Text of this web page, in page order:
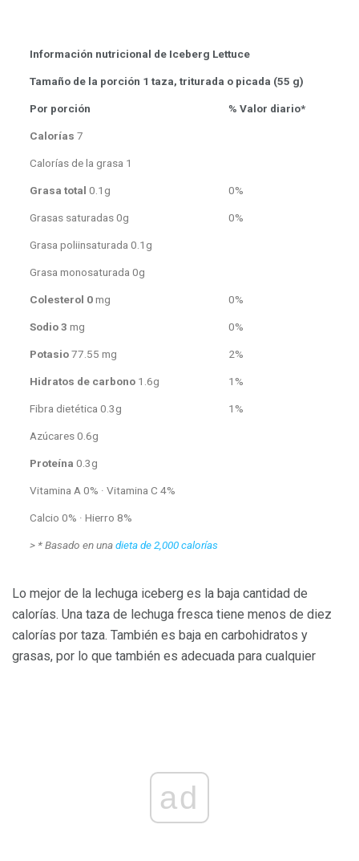
Información nutricional de Iceberg Lettuce
Tamaño de la porción 1 taza, triturada o picada (55 g)
Por porción % Valor diario*
Calorías 7
Calorías de la grasa 1
Grasa total 0.1g 0%
Grasas saturadas 0g 0%
Grasa poliinsaturada 0.1g
Grasa monosaturada 0g
Colesterol 0mg 0%
Sodio 3 mg 0%
Potasio77.55 mg 2%
Hidratos de carbono 1.6g 1%
Fibra dietética 0.3g 1%
Azúcares 0.6g
Proteína 0.3g
Vitamina A 0% · Vitamina C 4%
Calcio 0% · Hierro 8%
> * Basado en unadieta de 2,000 calorías
Lo mejor de la lechuga iceberg es la baja cantidad de
calorías. Una taza de lechuga fresca tiene menos de diez
calorías por taza. También es baja en carbohidratos y
grasas, por lo que también es adecuada para cualquier
ad